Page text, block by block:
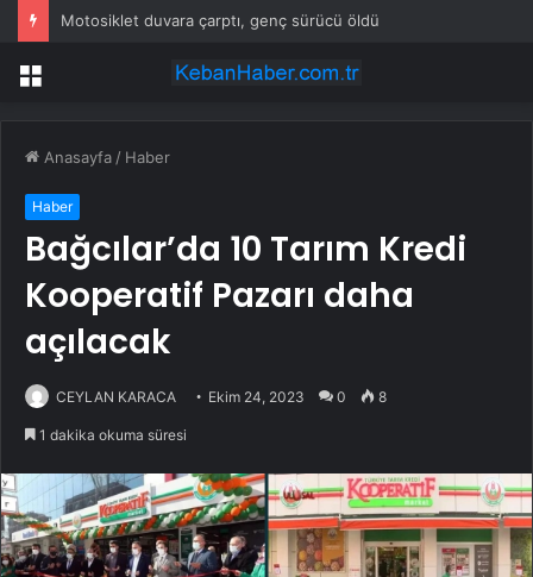
Motosiklet duvara çarptı, genç sürücü öldü
Menü
Anasayfa / Haber
Haber
Bağcılar’da 10 Tarım Kredi
Kooperatif Pazarı daha
açılacak
CEYLAN KARACA Ekim 24, 2023 0 8
1 dakika okuma süresi